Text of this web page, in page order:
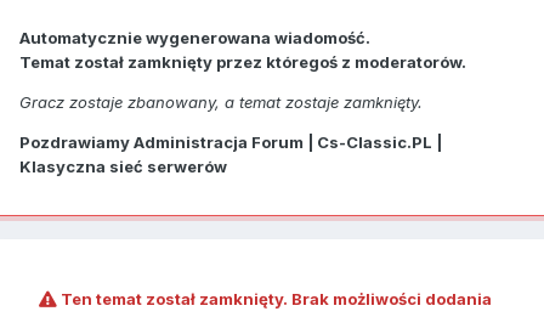
Automatycznie wygenerowana wiadomość.
Temat został zamknięty przez któregoś z moderatorów.
Gracz zostaje zbanowany, a temat zostaje zamknięty.
Pozdrawiamy Administracja Forum | Cs-Classic.PL |
Klasyczna sieć serwerów
Ten temat został zamknięty. Brak możliwości dodania